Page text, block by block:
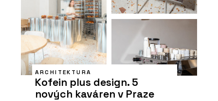
ARCHITEKTURA
Kofein plus design. 5
nových kaváren v Praze